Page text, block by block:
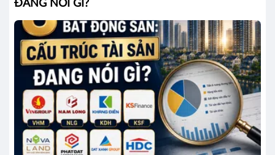
ĐANG NÓI GÌ?